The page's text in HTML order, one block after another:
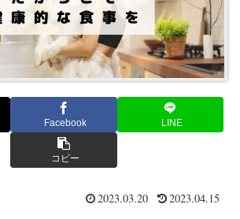
Facebook LINE
コピー
2023.03.20 2023.04.15